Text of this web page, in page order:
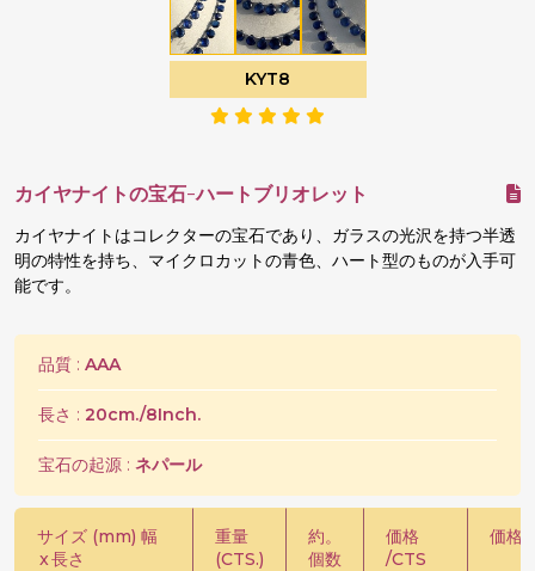
KYT8
カイヤナイトの宝石-ハートブリオレット
カイヤナイトはコレクターの宝石であり、ガラスの光沢を持つ半透
明の特性を持ち、マイクロカットの青色、ハート型のものが入手可
能です。
品質 : AAA
長さ : 20cm./8Inch.
宝石の起源 : ネパール
サイズ (mm) 幅
x長さ
重量
(CTS.)
約。
個数
価格
/CTS
価格